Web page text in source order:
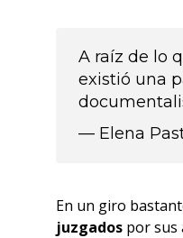
A raíz de lo
existió una
— Elena
En un giro
juzgados por sus